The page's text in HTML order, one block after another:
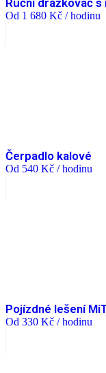
Od 1 680 Kč / hodinu
Čerpadlo kalové
Od 540 Kč / hodinu
Pojízdné lešení
Od 330 Kč / hodinu